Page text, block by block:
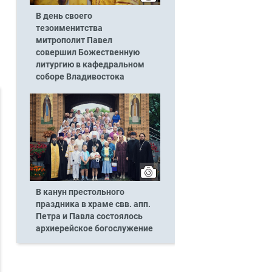
В день своего
тезоименитства
митрополит Павел
совершил Божественную
литургию в кафедральном
соборе Владивостока
В канун престольного
праздника в храме свв. апп.
Петра и Павла состоялось
архиерейское богослужение